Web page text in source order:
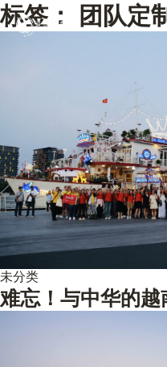
标签： 团队定
未分类
难忘！与中华的